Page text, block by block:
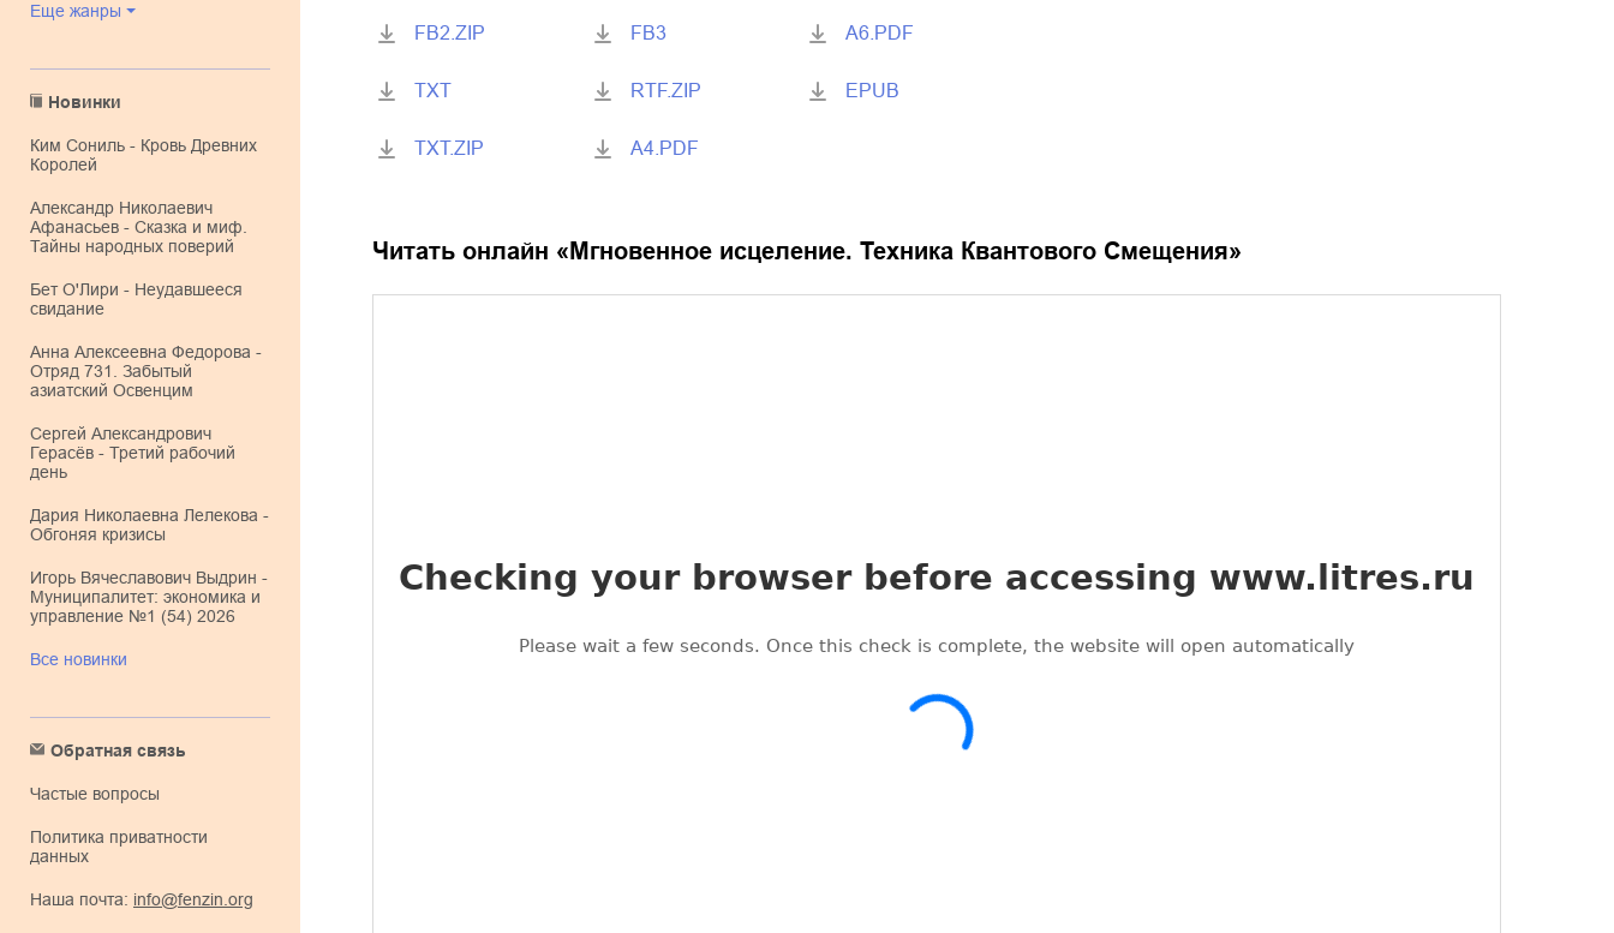
Еще жанры
Новинки
Ким Сониль - Кровь Древних
Королей
Александр Николаевич
Афанасьев - Сказка и миф.
Тайны народных поверий
Бет О'Лири - Неудавшееся
свидание
Анна Алексеевна Федорова -
Отряд 731. Забытый
азиатский Освенцим
Сергей Александрович
Герасёв - Третий рабочий
день
Дария Николаевна Лелекова -
Обгоняя кризисы
Игорь Вячеславович Выдрин -
Муниципалитет: экономика и
управление №1 (54) 2026
Все новинки
Обратная связь
Частые вопросы
Политика приватности
данных
Наша почта: info@fenzin.org
FB2.ZIP
TXT
TXT.ZIP
FB3
RTF.ZIP
A4.PDF
A6.PDF
EPUB
Читать онлайн «Мгновенное исцеление. Техника Квантового Смещения»